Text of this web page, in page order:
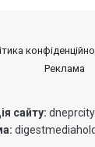
Реклама
сайту: